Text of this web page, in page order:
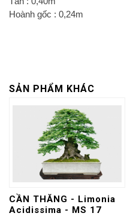
Hoành gốc : 0,24m
SẢN PHẨM KHÁC
CẦN THĂNG - Limonia
Acidissima - MS 17